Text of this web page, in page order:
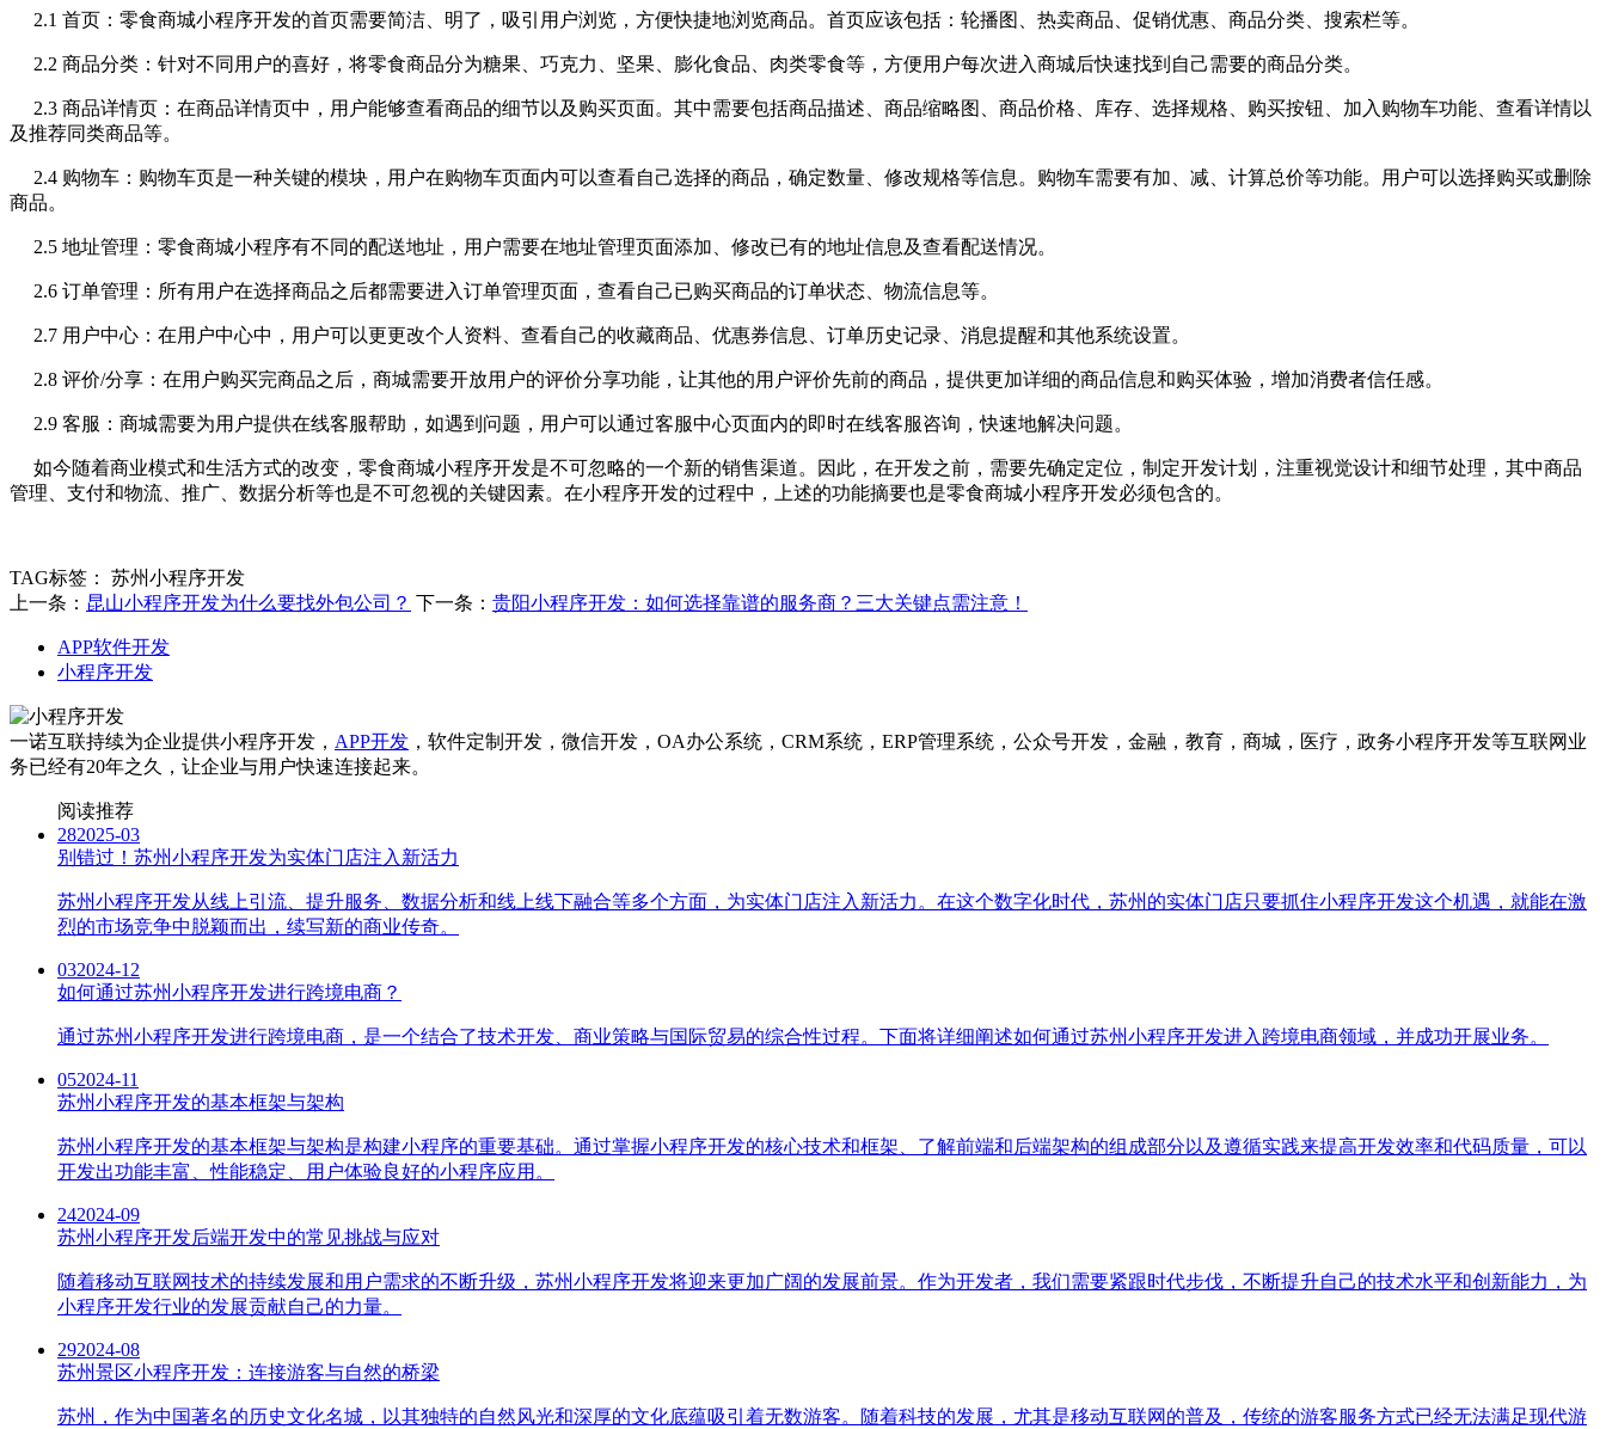
2.1 首页：零食商城小程序开发的首页需要简洁、明了，吸引用户浏览，方便快捷地浏览商品。首页应该包括：轮播图、热卖商品、促销优惠、商品分类、搜索栏等。
2.2 商品分类：针对不同用户的喜好，将零食商品分为糖果、巧克力、坚果、膨化食品、肉类零食等，方便用户每次进入商城后快速找到自己需要的商品分类。
2.3 商品详情页：在商品详情页中，用户能够查看商品的细节以及购买页面。其中需要包括商品描述、商品缩略图、商品价格、库存、选择规格、购买按钮、加入购物车功能、查看详情以
及推荐同类商品等。
2.4 购物车：购物车页是一种关键的模块，用户在购物车页面内可以查看自己选择的商品，确定数量、修改规格等信息。购物车需要有加、减、计算总价等功能。用户可以选择购买或删除
商品。
2.5 地址管理：零食商城小程序有不同的配送地址，用户需要在地址管理页面添加、修改已有的地址信息及查看配送情况。
2.6 订单管理：所有用户在选择商品之后都需要进入订单管理页面，查看自己已购买商品的订单状态、物流信息等。
2.7 用户中心：在用户中心中，用户可以更更改个人资料、查看自己的收藏商品、优惠券信息、订单历史记录、消息提醒和其他系统设置。
2.8 评价/分享：在用户购买完商品之后，商城需要开放用户的评价分享功能，让其他的用户评价先前的商品，提供更加详细的商品信息和购买体验，增加消费者信任感。
2.9 客服：商城需要为用户提供在线客服帮助，如遇到问题，用户可以通过客服中心页面内的即时在线客服咨询，快速地解决问题。
如今随着商业模式和生活方式的改变，零食商城小程序开发是不可忽略的一个新的销售渠道。因此，在开发之前，需要先确定定位，制定开发计划，注重视觉设计和细节处理，其中商品
管理、支付和物流、推广、数据分析等也是不可忽视的关键因素。在小程序开发的过程中，上述的功能摘要也是零食商城小程序开发必须包含的。
TAG标签：
苏州小程序开发
上一条： 昆山小程序开发为什么要找外包公司？ 下一条： 贵阳小程序开发：如何选择靠谱的服务商？三大关键点需注意！
APP软件开发
小程序开发
一诺互联持续为企业提供小程序开发， APP开发 ，软件定制开发，微信开发，OA办公系统，CRM系统，ERP管理系统，公众号开发，金融，教育，商城，医疗，政务小程序开发等互联网业
务已经有20年之久，让企业与用户快速连接起来。
阅读推荐
282025-03
别错过！苏州小程序开发为实体门店注入新活力
苏州小程序开发从线上引流、提升服务、数据分析和线上线下融合等多个方面，为实体门店注入新活力。在这个数字化时代，苏州的实体门店只要抓住小程序开发这个机遇，就能在激
烈的市场竞争中脱颖而出，续写新的商业传奇。
032024-12
如何通过苏州小程序开发进行跨境电商？
通过苏州小程序开发进行跨境电商，是一个结合了技术开发、商业策略与国际贸易的综合性过程。下面将详细阐述如何通过苏州小程序开发进入跨境电商领域，并成功开展业务。
052024-11
苏州小程序开发的基本框架与架构
苏州小程序开发的基本框架与架构是构建小程序的重要基础。通过掌握小程序开发的核心技术和框架、了解前端和后端架构的组成部分以及遵循实践来提高开发效率和代码质量，可以
开发出功能丰富、性能稳定、用户体验良好的小程序应用。
242024-09
苏州小程序开发后端开发中的常见挑战与应对
随着移动互联网技术的持续发展和用户需求的不断升级，苏州小程序开发将迎来更加广阔的发展前景。作为开发者，我们需要紧跟时代步伐，不断提升自己的技术水平和创新能力，为
小程序开发行业的发展贡献自己的力量。
292024-08
苏州景区小程序开发：连接游客与自然的桥梁
苏州，作为中国著名的历史文化名城，以其独特的自然风光和深厚的文化底蕴吸引着无数游客。随着科技的发展，尤其是移动互联网的普及，传统的游客服务方式已经无法满足现代游